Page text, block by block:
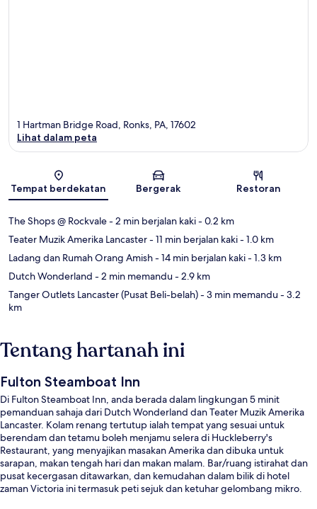
Peta
1 Hartman Bridge Road, Ronks, PA, 17602
Lihat dalam peta
Tempat berdekatan Bergerak Restoran
The Shops @ Rockvale- 2 min berjalan kaki- 0.2 km
Teater Muzik Amerika Lancaster- 11 min berjalan kaki- 1.0 km
Ladang dan Rumah Orang Amish- 14 min berjalan kaki- 1.3 km
Dutch Wonderland - 2 min memandu- 2.9 km
Tanger Outlets Lancaster (Pusat Beli-belah)- 3 min memandu- 3.2
km
Tentang hartanah ini
Fulton Steamboat Inn
Di Fulton Steamboat Inn, anda berada dalam lingkungan 5 minit
pemanduan sahaja dari Dutch Wonderland dan Teater Muzik Amerika
Lancaster. Kolam renang tertutup ialah tempat yang sesuai untuk
berendam dan tetamu boleh menjamu selera di Huckleberry's
Restaurant, yang menyajikan masakan Amerika dan dibuka untuk
sarapan, makan tengah hari dan makan malam. Bar/ruang istirahat dan
pusat kecergasan ditawarkan, dan kemudahan dalam bilik di hotel
zaman Victoria ini termasuk peti sejuk dan ketuhar gelombang mikro.